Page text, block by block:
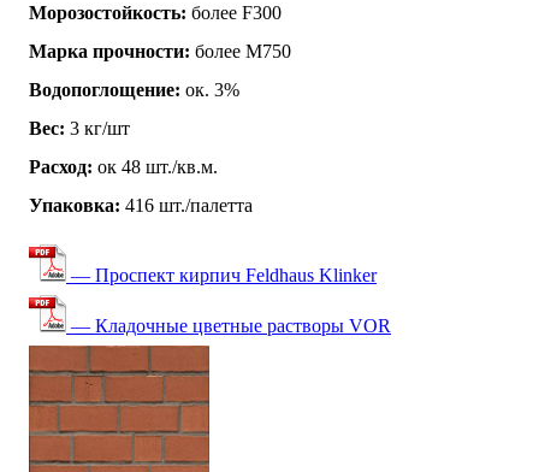
Морозостойкость: более F300
Марка прочности: более М750
Водопоглощение: ок. 3%
Вес: 3 кг/шт
Расход: ок 48 шт./кв.м.
Упаковка: 416 шт./палетта
— Проспект кирпич Feldhaus Klinker
— Кладочные цветные растворы VOR